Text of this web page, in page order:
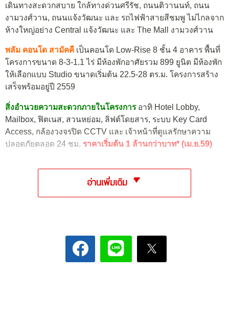
เดินทางสะดวกสบาย ใกล้ทางด่วนศรีรัช, ถนนติวานนท์, ถนน
งามวงศ์วาน, ถนนแจ้งวัฒนะ และ รถไฟฟ้าสายสีชมพู ไม่ไกลจาก
ห้างใหญ่อย่าง Central แจ้งวัฒนะ และ The Mall งามวงศ์วาน
พลัม คอนโด สามัคคี เป็นคอนโด Low-Rise 8 ชั้น 4 อาคาร พื้นที่
โครงการขนาด 8-3-1.1 ไร่ มีห้องพักอาศัยรวม 899 ยูนิต มีห้องพัก
ให้เลือกแบบ Studio ขนาดเริ่มต้น 22.5-28 ตร.ม. โครงการสร้าง
เสร็จพร้อมอยู่ปี 2559
สิ่งอำนวยความสะดวกภายในโครงการ อาทิ Hotel Lobby,
Mailbox, ฟิตเนส, สวนหย่อม, ลิฟต์โดยสาร, ระบบ Key Card
Access, กล้องวงจรปิด CCTV และ เจ้าหน้าที่ดูแลรักษาความ
ปลอดภัยตลอด 24 ชม. ราคาเริ่มต้น 1 ล้านกว่าบาท* (เม.ย.59)
อ่านเพิ่มเติม